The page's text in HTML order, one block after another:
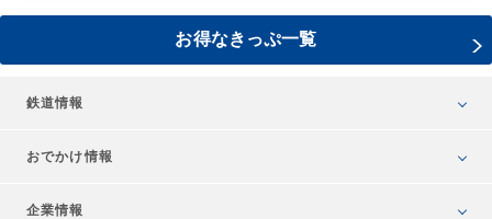
お得なきっぷ一覧
鉄道情報
おでかけ情報
企業情報